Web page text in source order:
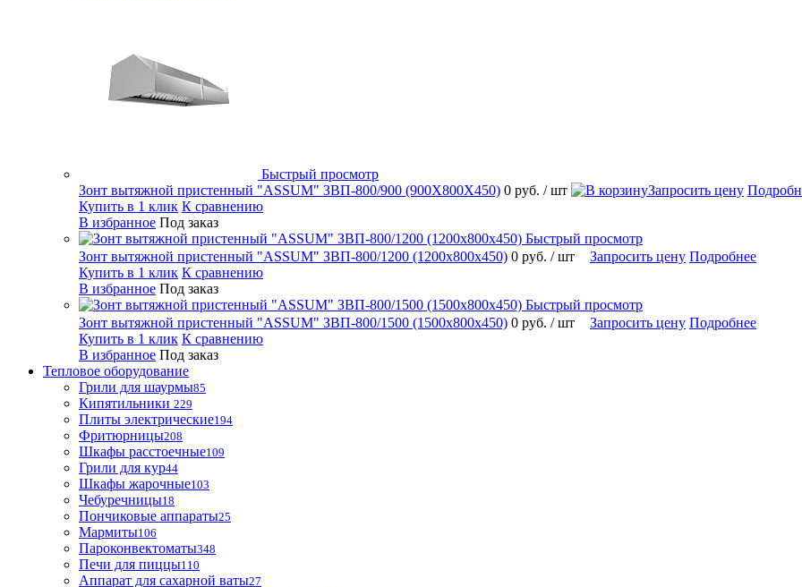
Быстрый просмотр
Зонт вытяжной пристенный "ASSUM" ЗВП-800/900 (900Х800Х450) 0 руб. / шт Запросить цену
Купить в 1 клик К сравнению
В избранное Под заказ
Быстрый просмотр
Зонт вытяжной пристенный "ASSUM" ЗВП-800/1200 (1200х800х450) 0 руб. / шт Запросить цену Подробнее
Купить в 1 клик К сравнению
В избранное Под заказ
Быстрый просмотр
Зонт вытяжной пристенный "ASSUM" ЗВП-800/1500 (1500х800х450) 0 руб. / шт Запросить цену Подробнее
Купить в 1 клик К сравнению
В избранное Под заказ
Тепловое оборудование
Грили для шаурмы85
Кипятильники 229
Плиты электрические194
Фритюрницы208
Шкафы расстоечные109
Грили для кур44
Шкафы жарочные103
Чебуречницы18
Пончиковые аппараты25
Мармиты106
Пароконвектоматы348
Печи для пиццы110
Аппарат для сахарной ваты27